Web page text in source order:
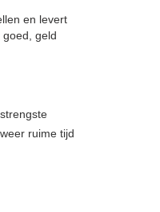
en levert
geld
ruime tijd